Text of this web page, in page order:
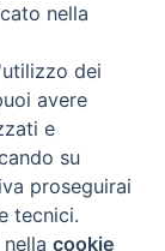
riservati - Vita
Torna
nella
dei
avere
e
su
proseguirai
tecnici.
nellacookie